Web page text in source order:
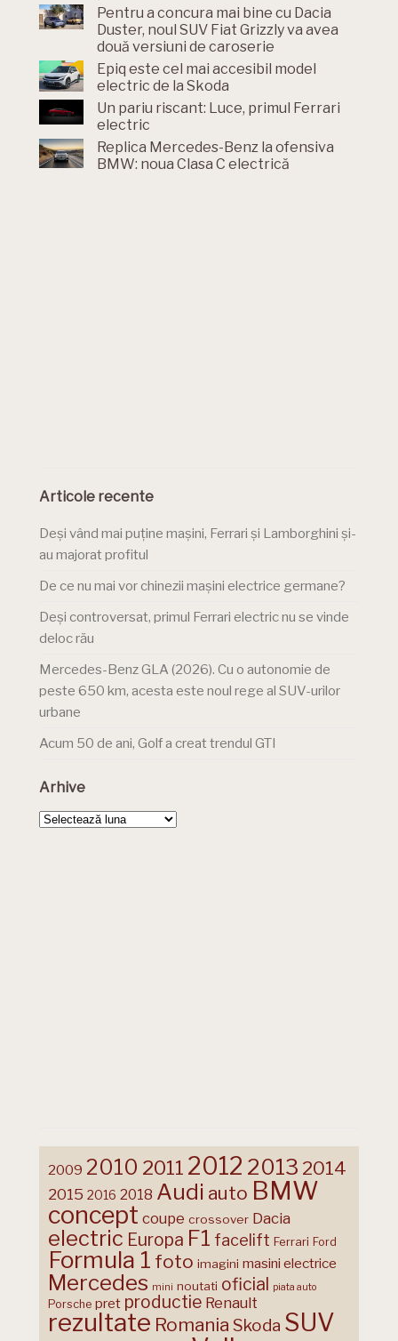
Pentru a concura mai bine cu Dacia
Duster, noul SUV Fiat Grizzly va avea
două versiuni de caroserie
Epiq este cel mai accesibil model
electric de la Skoda
Un pariu riscant: Luce, primul Ferrari
electric
Replica Mercedes-Benz la ofensiva
BMW: noua Clasa C electrică
Articole recente
Deși vând mai puține mașini, Ferrari și Lamborghini și-
au majorat profitul
De ce nu mai vor chinezii mașini electrice germane?
Deși controversat, primul Ferrari electric nu se vinde
deloc rău
Mercedes-Benz GLA (2026). Cu o autonomie de
peste 650 km, acesta este noul rege al SUV-urilor
urbane
Acum 50 de ani, Golf a creat trendul GTI
Arhive
Arhive
2009 2010 2011 2012 2013 2014
2015 2016 2018 Audi auto BMW
concept coupe crossover Dacia
electric Europa F1 facelift Ferrari Ford
Formula 1 foto imagini masini electrice
Mercedes mini noutati oficial piata auto
Porsche pret productie Renault
rezultate Romania Skoda SUV